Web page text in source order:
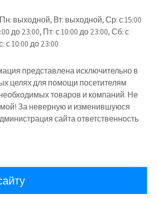
Пн: выходной, Вт: выходной, Ср: с 15:00
до 23:00, Пт: с 10:00 до 23:00, Сб: с
с 10:00 до 23:00
представлена исключительно в
целях для помощи посетителям
товаров и компаний. Не
За неверную и изменившуюся
сайта ответственность